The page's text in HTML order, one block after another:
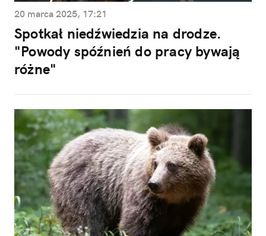
20 marca 2025, 17:21
Spotkał niedźwiedzia na drodze.
"Powody spóźnień do pracy bywają
różne"